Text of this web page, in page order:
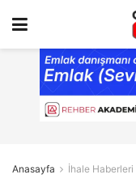
Anasayfa İhale Haberleri